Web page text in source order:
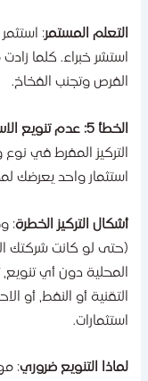
المستمر: استثمر في
خبراء. كلما زادت
وتجنب الفخاخ.
تنويع الاستثمارات ووضع كل البيض في سلة واحدة
المفرط في نوع
واحد يعرضك
التركيز الخطرة: وضع
لو كانت شركتك
دون أي تنويع،
أو النفط، أو
التنويع ضروري: مهما